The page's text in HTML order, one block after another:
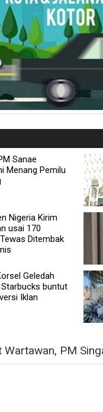
Sanae
Menang Pemilu
Nigeria Kirim
usai 170
Ditembak
Geledah
buntut
Iklan
PM